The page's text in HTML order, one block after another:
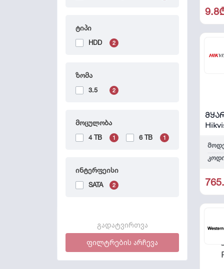
ტიპი
HDD 2
ზომა
3.5 2
მოცულობა
4 TB 1 6 TB 1
ინტერფეისი
SATA 2
გადატვირთვა
ფილტრების არჩევა